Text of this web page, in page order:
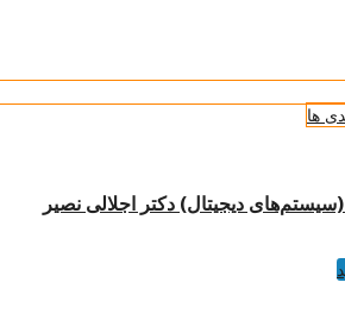
ها
دیجیتال) دکتر اجلالی نصیر